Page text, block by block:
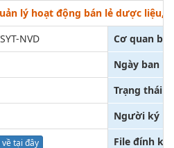
lý hoạt động bán lẻ dược liệu,
NVD
Cơ quan
Ngày ban
Trạng thái
Người ký
về tại đây File đính